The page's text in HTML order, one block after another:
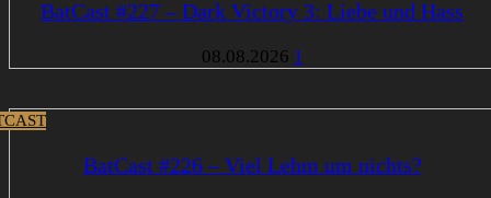
BatCast #227 – Dark Victory 3: Liebe und Hass
08.08.2026 1
BatCast #226 – Viel Lehm um nichts?